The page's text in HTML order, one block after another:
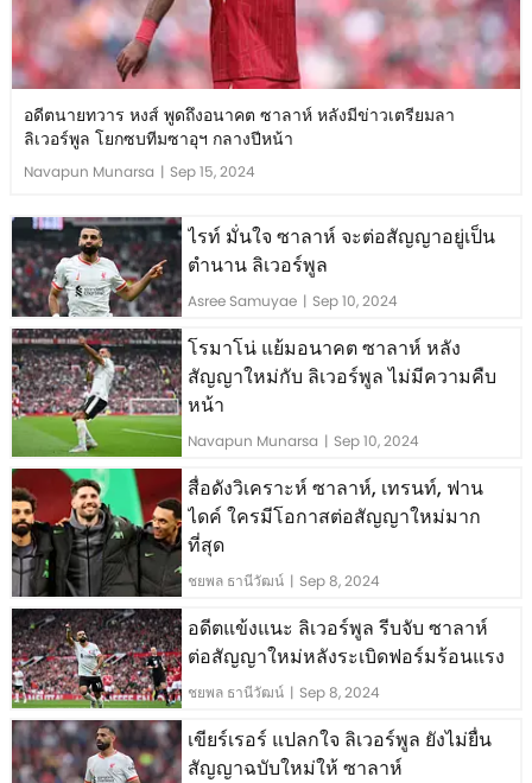
อดีตนายทวาร หงส์ พูดถึงอนาคต ซาลาห์ หลังมีข่าวเตรียมลา
ลิเวอร์พูล โยกซบทีมซาอุฯ กลางปีหน้า
Navapun Munarsa | Sep 15, 2024
ไรท์ มั่นใจ ซาลาห์ จะต่อสัญญาอยู่เป็น
ตำนาน ลิเวอร์พูล
Asree Samuyae | Sep 10, 2024
โรมาโน่ แย้มอนาคต ซาลาห์ หลัง
สัญญาใหม่กับ ลิเวอร์พูล ไม่มีความคืบ
หน้า
Navapun Munarsa | Sep 10, 2024
สื่อดังวิเคราะห์ ซาลาห์, เทรนท์, ฟาน
ไดค์ ใครมีโอกาสต่อสัญญาใหม่มาก
ที่สุด
ชยพล ธานีวัฒน์ | Sep 8, 2024
อดีตแข้งแนะ ลิเวอร์พูล รีบจับ ซาลาห์
ต่อสัญญาใหม่หลังระเบิดฟอร์มร้อนแรง
ชยพล ธานีวัฒน์ | Sep 8, 2024
เขียร์เรอร์ แปลกใจ ลิเวอร์พูล ยังไม่ยื่น
สัญญาฉบับใหม่ให้ ซาลาห์